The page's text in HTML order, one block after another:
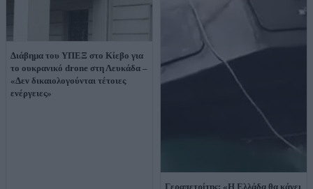
Διάβημα του ΥΠΕΞ στο Κίεβο για
το ουκρανικό drone στη Λευκάδα –
«Δεν δικαιολογούνται τέτοιες
ενέργειες»
Γεραπετρίτης: «Η Ελλάδα θα κάνει